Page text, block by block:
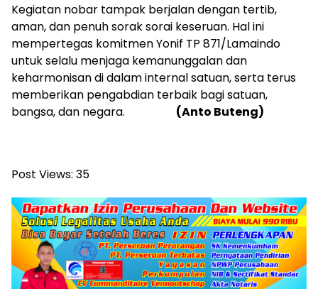
Kegiatan nobar tampak berjalan dengan tertib,
aman, dan penuh sorak sorai keseruan. Hal ini
mempertegas komitmen Yonif TP 871/Lamaindo
untuk selalu menjaga kemanunggalan dan
keharmonisan di dalam internal satuan, serta terus
memberikan pengabdian terbaik bagi satuan,
bangsa, dan negara. (Anto Buteng)
Post Views: 35